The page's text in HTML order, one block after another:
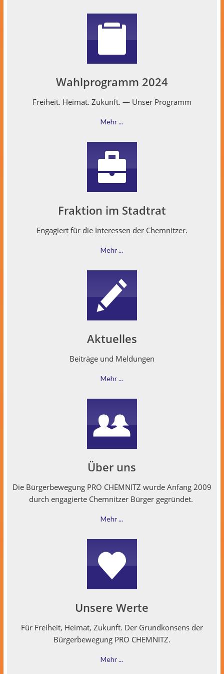
Wahlprogramm 2024
Frei­heit. Heimat. Zukun­ft. — Unser Programm
Mehr ...
Fraktion im Stadtrat
Engagiert für die Inter­essen der Chemnitzer.
Mehr ...
Aktuelles
Beiträge und Meldungen
Mehr ...
Über uns
Die Bürg­er­be­we­gung PRO CHEMNITZ wurde Anfang 2009
durch engagierte Chem­nitzer Bürg­er gegründet.
Mehr ...
Unsere Werte
Für Frei­heit, Heimat, Zukun­ft. Der Grund­kon­sens der
Bürg­er­be­we­gung PRO CHEMNITZ.
Mehr ...